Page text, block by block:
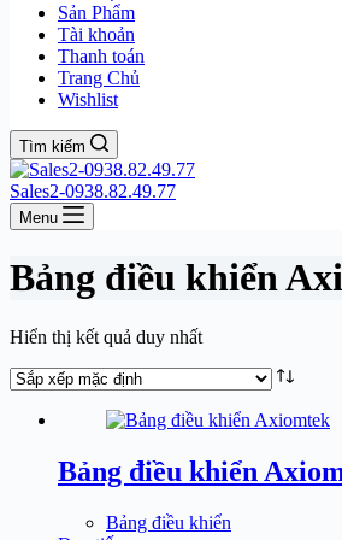
Sản Phẩm
Tài khoản
Thanh toán
Trang Chủ
Wishlist
Tìm kiếm
Sales2-0938.82.49.77
Menu
Bảng điều khiển
Hiển thị kết quả duy nhất
Bảng điều khiển
Bảng điều khiển